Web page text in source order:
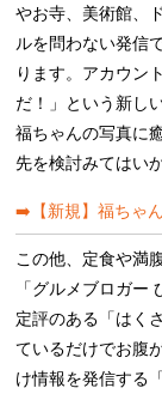
やお寺、美術館、
ルを問わない発信
ります。アカウン
だ！」という新し
福ちゃんの写真に
先を検討みてはい
➡️【新規】福ちゃ
この他、定食や満
「グルメブロガー
定評のある「はく
ているだけでお腹
け情報を発信する